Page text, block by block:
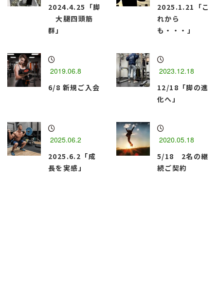
2024.4.25「脚
大腿四頭筋
群」
2025.1.21「こ
れから
も・・・」
2019.06.8
6/8 新規ご入会
2023.12.18
12/18「脚の進
化へ」
2025.06.2
2025.6.2「成
長を実感」
2020.05.18
5/18 2名の継
続ご契約